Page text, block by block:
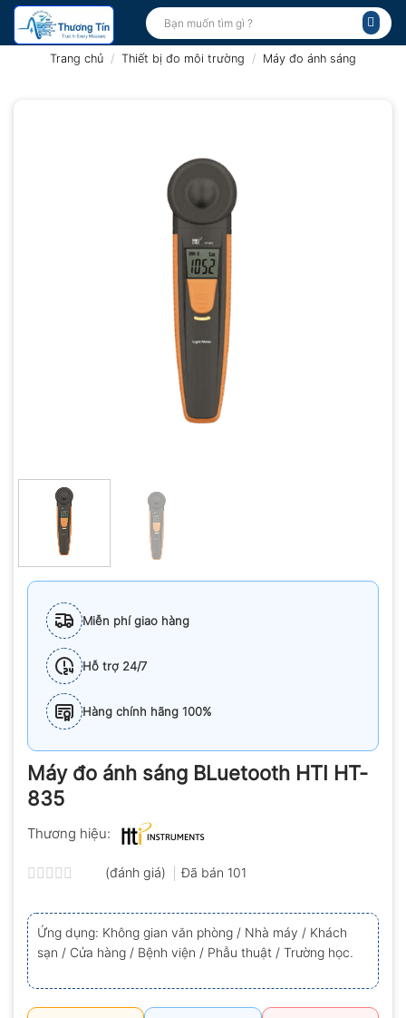
Bỏ
qua
Tìm
kiếm:
Trang chủ / Thiết bị đo môi trường / Máy đo ánh sáng
Miễn phí giao hàng
Hỗ trợ 24/7
Hàng chính hãng 100%
Máy đo ánh sáng BLuetooth HTI HT-
835
Thương hiệu:
xếp
hạng
0.0
5
sao
(đánh giá) Đã bán 101
Ứng dụng: Không gian văn phòng / Nhà máy / Khách
sạn / Cửa hàng / Bệnh viện / Phẫu thuật / Trường học.